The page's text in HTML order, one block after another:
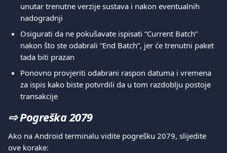
unutar trenutne verzije sustava i nakon eventualnih
nadogradnji
Osigurati da ne pokušavate ispisati “Current Batch”
nakon što ste odabrali “End Batch”, jer će trenutni paket
tada biti prazan
Ponovno provjeriti odabrani raspon datuma i vremena
za ispis kako biste potvrdili da u tom razdoblju postoje
transakcije
⇨ Pogreška 2079
Ako na Android terminalu vidite pogrešku 2079, slijedite
ove korake: